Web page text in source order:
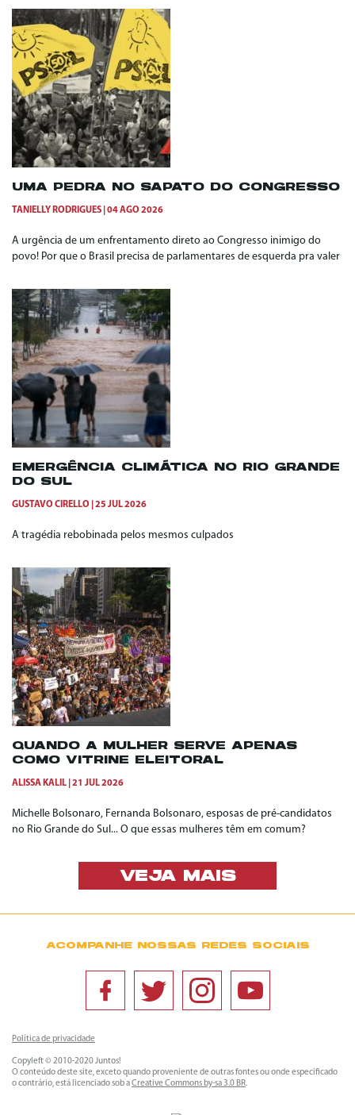
UMA PEDRA NO SAPATO DO CONGRESSO
TANIELLY RODRIGUES 04 AGO 2026
A urgência de um enfrentamento direto ao Congresso inimigo do
povo! Por que o Brasil precisa de parlamentares de esquerda pra valer
EMERGÊNCIA CLIMÁTICA NO RIO GRANDE
DO SUL
GUSTAVO CIRELLO 25 JUL 2026
A tragédia rebobinada pelos mesmos culpados
QUANDO A MULHER SERVE APENAS
COMO VITRINE ELEITORAL
ALISSA KALIL 21 JUL 2026
Michelle Bolsonaro, Fernanda Bolsonaro, esposas de pré-candidatos
no Rio Grande do Sul... O que essas mulheres têm em comum?
VEJA MAIS
ACOMPANHE NOSSAS REDES SOCIAIS
Política de privacidade
Copyleft © 2010-2020 Juntos!
O conteúdo deste site, exceto quando proveniente de outras fontes ou onde especificado
o contrário, está licenciado sob aCreative Commons by-sa 3.0 BR.